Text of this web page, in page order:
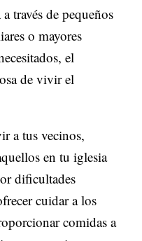
través de pequeños
o mayores
el
de vivir el
a tus vecinos,
en tu iglesia
dificultades
cuidar a los
comidas a